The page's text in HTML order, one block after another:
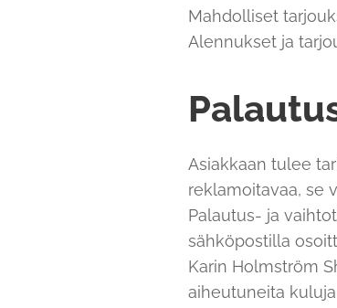
Mahdolliset
Alennukset ja
Asiakkaan tulee
reklamoitavaa, se
Palautus- ja
sähköpostilla
Karin Holmström
aiheutuneita